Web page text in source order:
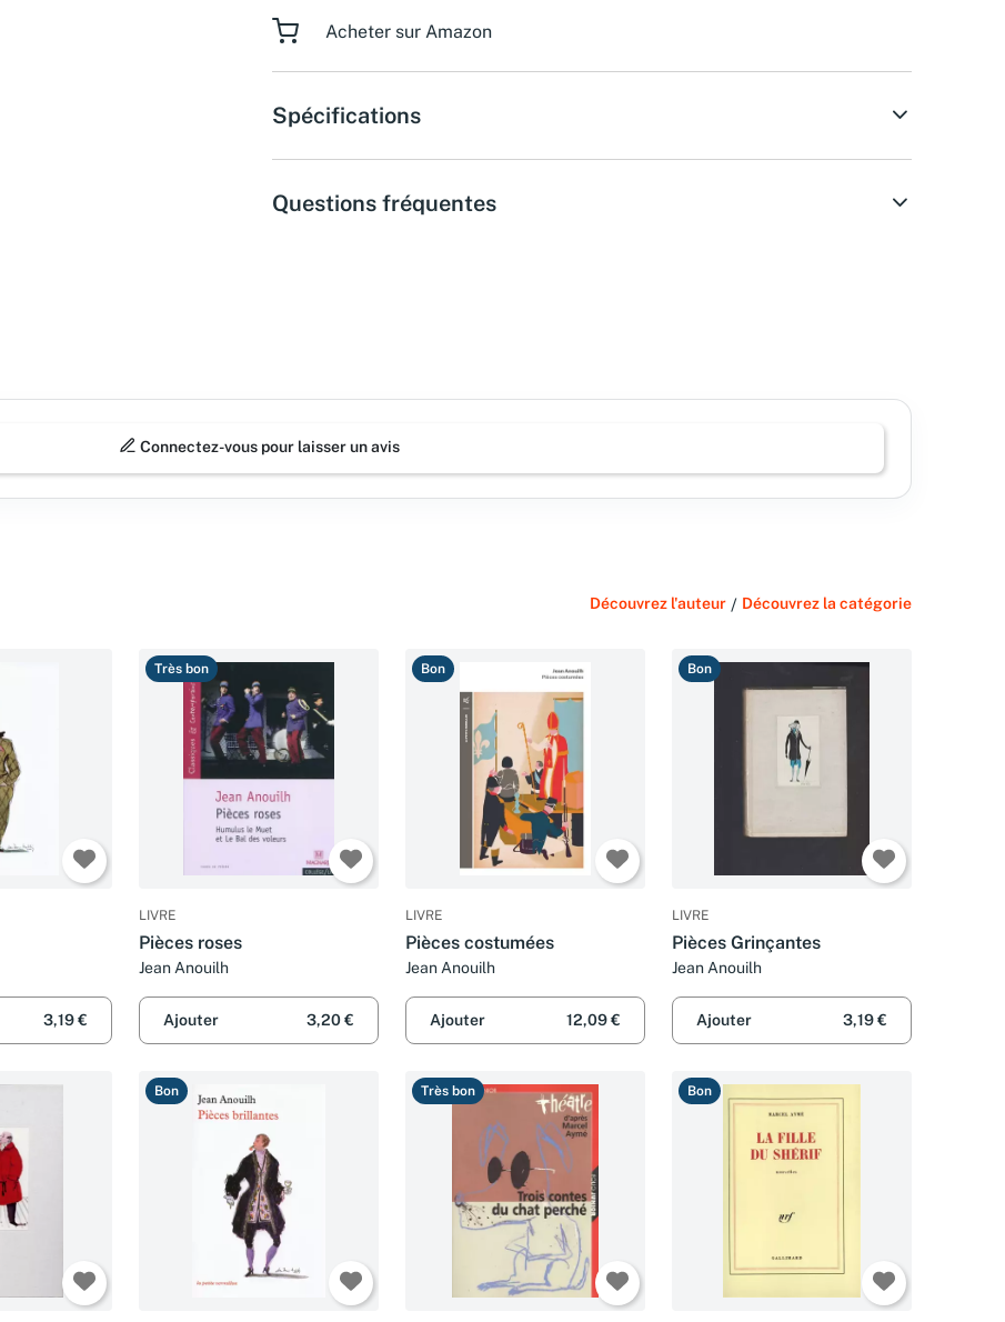
Acheter sur Amazon
Spécifications
Questions fréquentes
Connectez-vous pour laisser un avis
Découvrez l'auteur / Découvrez la catégorie
3,19 €
Très bon
LIVRE
Pièces roses
Jean Anouilh
Ajouter 3,20 €
Bon
LIVRE
Pièces costumées
Jean Anouilh
Ajouter 12,09 €
Bon
LIVRE
Pièces Grinçantes
Jean Anouilh
Ajouter 3,19 €
Bon Très bon Bon